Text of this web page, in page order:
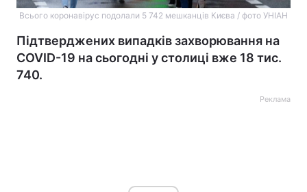
Всього коронавірус подолали 5 742 мешканців Києва / фото УНІАН
Підтверджених випадків захворювання на
COVID-19 на сьогодні у столиці вже 18 тис.
740.
Реклама